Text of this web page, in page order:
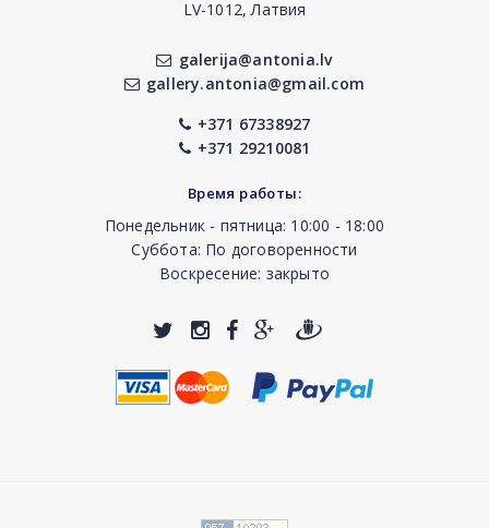
LV-1012, Латвия
galerija@antonia.lv
gallery.antonia@gmail.com
+371 67338927
+371 29210081
Время работы:
Понедельник - пятница: 10:00 - 18:00
Суббота: По договоренности
Воскресение: закрыто